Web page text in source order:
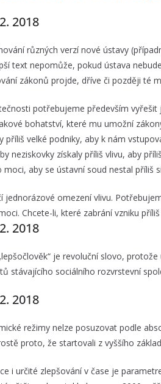
2018
různých verzí nové ústavy
text nepomůže, pokud ústava
zákonů projde, dříve či později té
potřebujeme především
bohatství, které mu umožní
příliš velké podniky, aby k nám
neziskovky získaly příliš vlivu, aby
moci, aby se ústavní soud nestal příliš
jednorázové omezení vlivu.
Chcete-li, které zabrání vzniku
2018
je revoluční slovo,
stávajícího sociálního rozvrstevní
2018
režimy nelze posuzovat podle
proto, že startovali z vyššího
i určité zlepšování v čase je